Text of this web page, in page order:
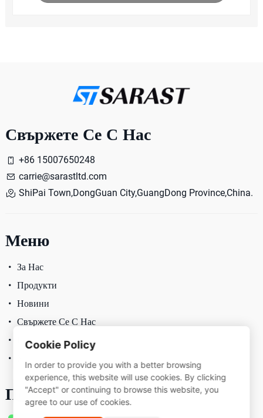
Свържете Се С Нас
+86 15007650248
carrie@sarastltd.com
ShiPai Town,DongGuan City,GuangDong Province,China.
Меню
За Нас
Продукти
Новини
Свържете Се С Нас
Политика За Поверителност
Последвай Ни
Cookie Policy
In order to provide you with a better browsing
experience, this website will use cookies. By clicking
"Accept" or continuing to browse this website, you
agree to our use of cookies.